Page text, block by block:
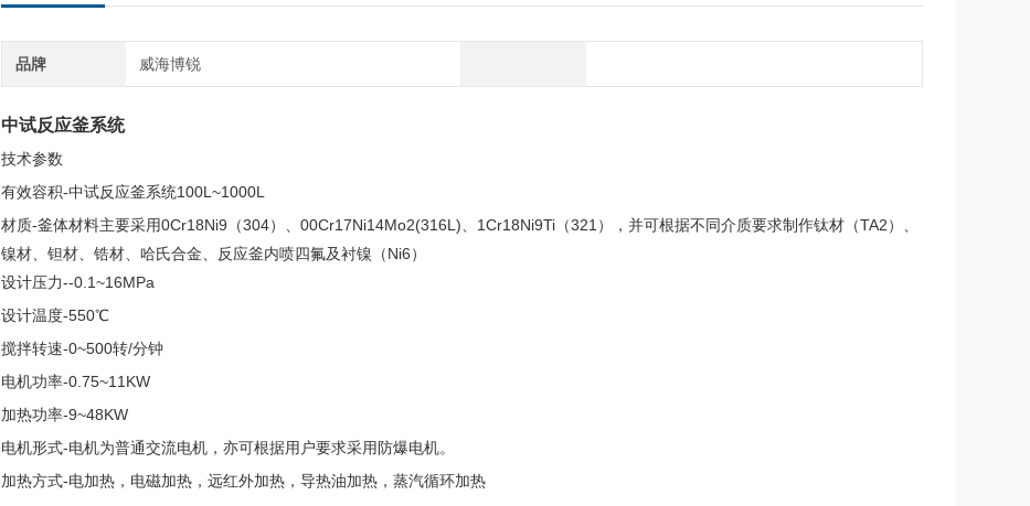
品牌 威海博锐
中试反应釜系统
技术参数
有效容积-中试反应釜系统100L~1000L
材质-釜体材料主要采用0Cr18Ni9（304）、00Cr17Ni14Mo2(316L)、1Cr18Ni9Ti（321），并可根据不同介质要求制作钛材（TA2）、
镍材、钽材、锆材、哈氏合金、反应釜内喷四氟及衬镍（Ni6）
设计压力--0.1~16MPa
设计温度-550℃
搅拌转速-0~500转/分钟
电机功率-0.75~11KW
加热功率-9~48KW
电机形式-电机为普通交流电机，亦可根据用户要求采用防爆电机。
加热方式-电加热，电磁加热，远红外加热，导热油加热，蒸汽循环加热